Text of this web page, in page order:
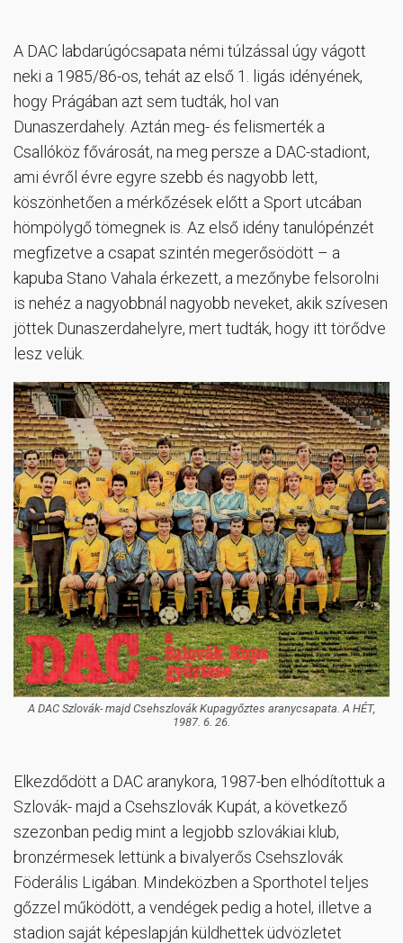
A DAC labdarúgócsapata némi túlzással úgy vágott
neki a 1985/86-os, tehát az első 1. ligás idényének,
hogy Prágában azt sem tudták, hol van
Dunaszerdahely. Aztán meg- és felismerték a
Csallóköz fővárosát, na meg persze a DAC-stadiont,
ami évről évre egyre szebb és nagyobb lett,
köszönhetően a mérkőzések előtt a Sport utcában
hömpölygő tömegnek is. Az első idény tanulópénzét
megfizetve a csapat szintén megerősödött – a
kapuba Stano Vahala érkezett, a mezőnybe felsorolni
is nehéz a nagyobbnál nagyobb neveket, akik szívesen
jöttek Dunaszerdahelyre, mert tudták, hogy itt törődve
lesz velük.
A DAC Szlovák- majd Csehszlovák Kupagyőztes aranycsapata. A HÉT,
1987. 6. 26.
Elkezdődött a DAC aranykora, 1987-ben elhódítottuk a
Szlovák- majd a Csehszlovák Kupát, a következő
szezonban pedig mint a legjobb szlovákiai klub,
bronzérmesek lettünk a bivalyerős Csehszlovák
Föderális Ligában. Mindeközben a Sporthotel teljes
gőzzel működött, a vendégek pedig a hotel, illetve a
stadion saját képeslapján küldhettek üdvözletet